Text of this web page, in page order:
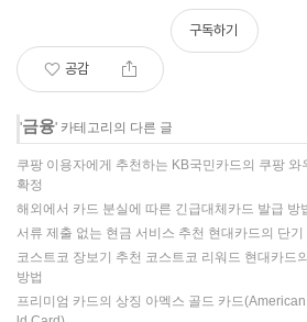
공감
구독하기
'금융' 카테고리의 다른 글
쿠팡 이용자에게 추천하는 KB국민카드의 쿠팡 와
확정
해외에서 카드 분실에 따른 긴급대체카드 발급 방
서류 제출 없는 현금 서비스 추천 현대카드의 단기
코스트코 장보기 추천 코스트코 리워드 현대카드
방법
프리미엄 카드의 상징 아멕스 골드 카드